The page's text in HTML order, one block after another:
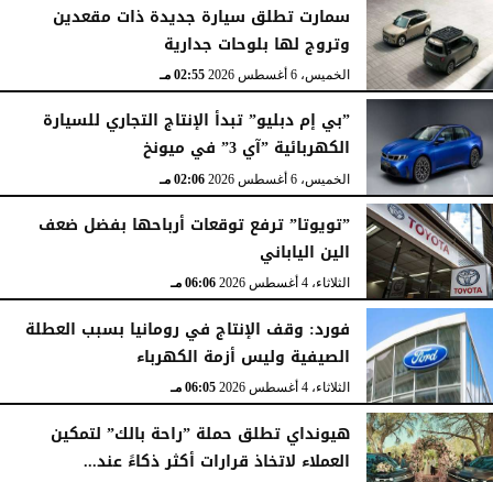
سمارت تطلق سيارة جديدة ذات مقعدين
وتروج لها بلوحات جدارية
الخميس، 6 أغسطس 2026 02:55 مـ
”بي إم دبليو” تبدأ الإنتاج التجاري للسيارة
الكهربائية ”آي 3” في ميونخ
الخميس، 6 أغسطس 2026 02:06 مـ
”تويوتا” ترفع توقعات أرباحها بفضل ضعف
الين الياباني
الثلاثاء، 4 أغسطس 2026 06:06 مـ
فورد: وقف الإنتاج في رومانيا بسبب العطلة
الصيفية وليس أزمة الكهرباء
الثلاثاء، 4 أغسطس 2026 06:05 مـ
هيونداي تطلق حملة ”راحة بالك” لتمكين
العملاء لاتخاذ قرارات أكثر ذكاءً عند...